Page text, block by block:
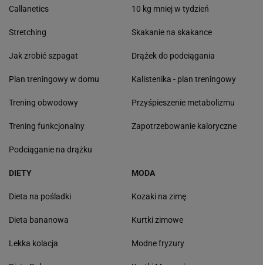
Callanetics
Stretching
Jak zrobić szpagat
Plan treningowy w domu
Trening obwodowy
Trening funkcjonalny
Podciąganie na drążku
10 kg mniej w tydzień
Skakanie na skakance
Drążek do podciągania
Kalistenika - plan treningowy
Przyśpieszenie metabolizmu
Zapotrzebowanie kaloryczne
DIETY
Dieta na pośladki
Dieta bananowa
Lekka kolacja
MODA
Kozaki na zimę
Kurtki zimowe
Modne fryzury